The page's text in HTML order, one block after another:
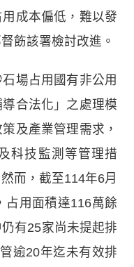
成本偏低，難以發
飭該署檢討改進。
場占用國有非公用
合法化」之處理模
及產業管理需求，
科技監測等管理措
而，截至114年6月
占用面積達116萬餘
有25家尚未提起排
逾20年迄未有效排